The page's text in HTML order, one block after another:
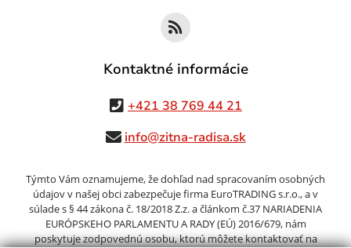
Kontaktné informácie
+421 38 769 44 21
info@zitna-radisa.sk
Týmto Vám oznamujeme, že dohľad nad spracovaním osobných
údajov v našej obci zabezpečuje firma EuroTRADING s.r.o., a v
súlade s § 44 zákona č. 18/2018 Z.z. a článkom č.37 NARIADENIA
EURÓPSKEHO PARLAMENTU A RADY (EÚ) 2016/679, nám
poskytuje zodpovednú osobu, ktorú môžete kontaktovať na